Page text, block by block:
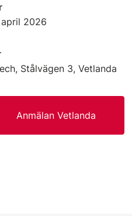
2026
Stålvägen 3, Vetlanda
Anmälan Vetlanda